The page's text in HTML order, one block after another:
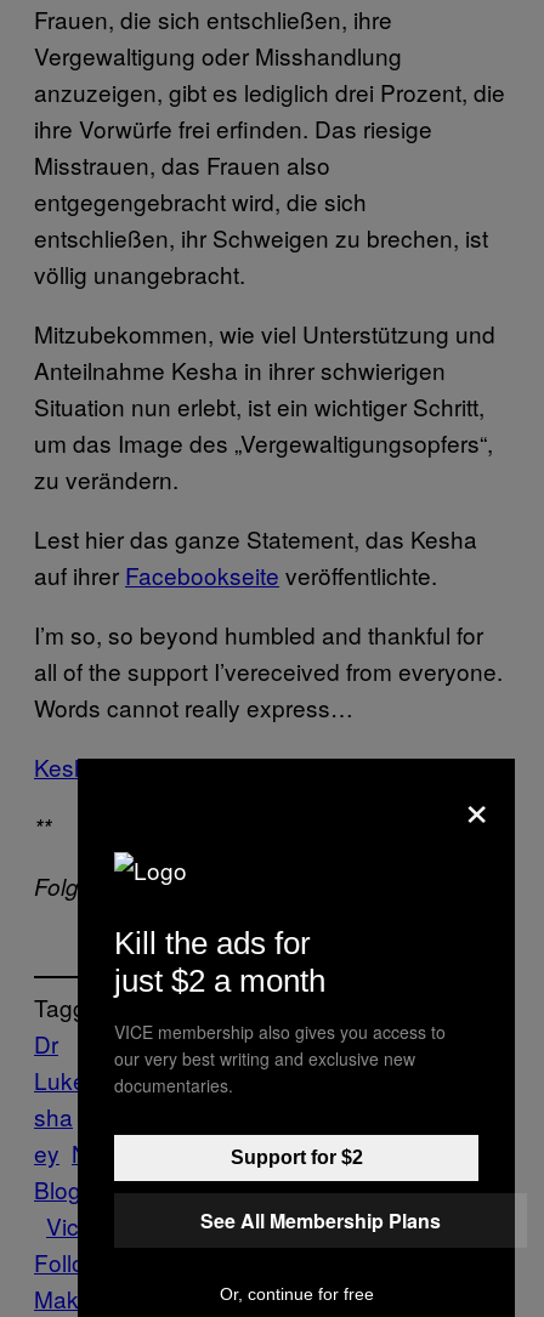
Frauen, die sich entschließen, ihre
Vergewaltigung oder Misshandlung
anzuzeigen, gibt es lediglich drei Prozent, die
ihre Vorwürfe frei erfinden. Das riesige
Misstrauen, das Frauen also
entgegengebracht wird, die sich
entschließen, ihr Schweigen zu brechen, ist
völlig unangebracht.
Mitzubekommen, wie viel Unterstützung und
Anteilnahme Kesha in ihrer schwierigen
Situation nun erlebt, ist ein wichtiger Schritt,
um das Image des „Vergewaltigungsopfers“,
zu verändern.
Lest hier das ganze Statement, das Kesha
auf ihrer Facebookseite veröffentlichte.
I’m so, so beyond humbled and thankful for
all of the support I’vereceived from everyone.
Words cannot really express…
KeshaMittwoch, 24. Februar 2016
**
Folgt Noisey bei
Tagged:
Dr
Luke
Features Feminismus
sha
ey Noisey
Blog
Sexismus Statement Vergewaltigung
Victim Shaming
Follow Us On Discover
Make Us Preferred In Top Stories
×
Kill the ads for
just $2 a month
VICE membership also gives you access to
our very best writing and exclusive new
documentaries.
Support for $2
See All Membership Plans
Or, continue for free